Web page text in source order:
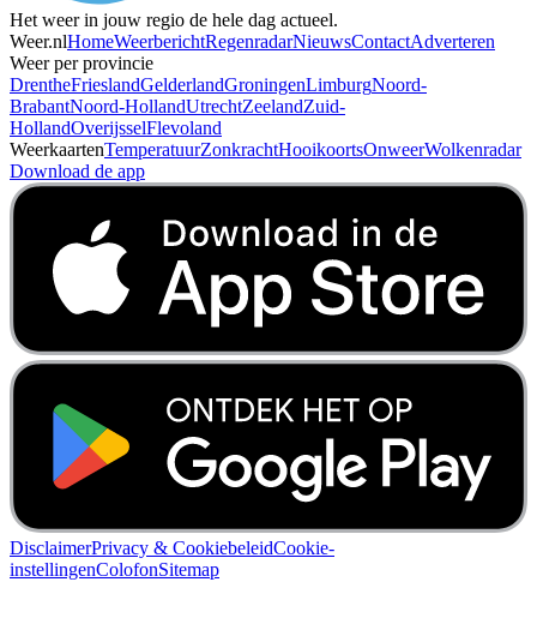
Het weer in jouw regio de hele dag actueel.
Weer.nlHomeWeerberichtRegenradarNieuwsContactAdverteren
Weer per provincie
DrentheFrieslandGelderlandGroningenLimburgNoord-
BrabantNoord-HollandUtrechtZeelandZuid-
HollandOverijsselFlevoland
WeerkaartenTemperatuurZonkrachtHooikoortsOnweerWolkenradar
Download de app
DisclaimerPrivacy & CookiebeleidCookie-
instellingenColofonSitemap